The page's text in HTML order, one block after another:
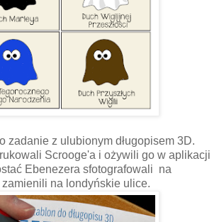
zadanie z ulubionym długopisem 3D.
Scrooge'a i ożywili go w aplikacji
Ebenezera sfotografowali na
na londyńskie ulice.